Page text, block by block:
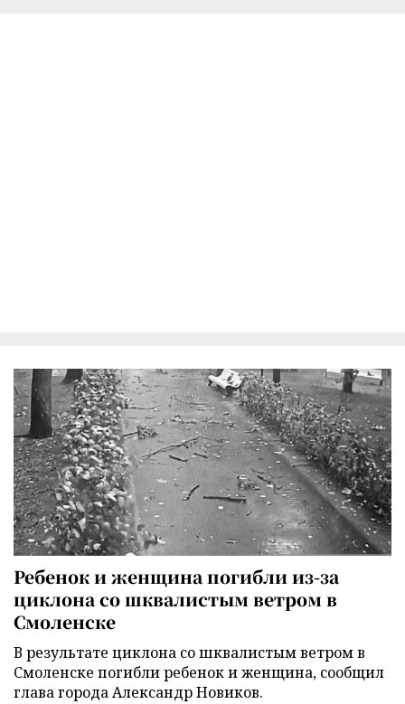
Ребенок и женщина погибли из-за
циклона со шквалистым ветром в
Смоленске
В результате циклона со шквалистым ветром в
Смоленске погибли ребенок и женщина, сообщил
глава города Александр Новиков.